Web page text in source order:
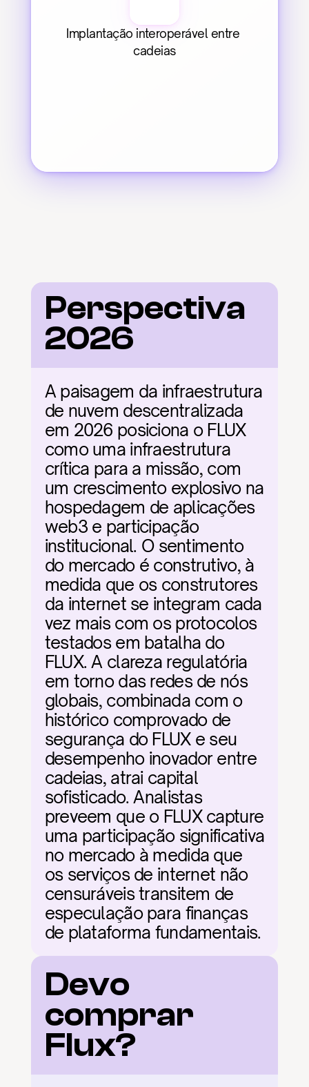
Implantação interoperável entre
cadeias
Perspectiva
2026
A paisagem da infraestrutura
de nuvem descentralizada
em 2026 posiciona o FLUX
como uma infraestrutura
crítica para a missão, com
um crescimento explosivo na
hospedagem de aplicações
web3 e participação
institucional. O sentimento
do mercado é construtivo, à
medida que os construtores
da internet se integram cada
vez mais com os protocolos
testados em batalha do
FLUX. A clareza regulatória
em torno das redes de nós
globais, combinada com o
histórico comprovado de
segurança do FLUX e seu
desempenho inovador entre
cadeias, atrai capital
sofisticado. Analistas
preveem que o FLUX capture
uma participação significativa
no mercado à medida que
os serviços de internet não
censuráveis transitem de
especulação para finanças
de plataforma fundamentais.
Devo
comprar
Flux?